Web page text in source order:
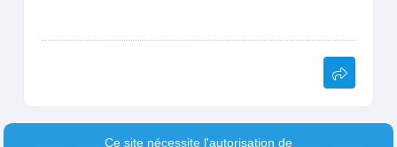
Ce site nécessite l'autorisation de